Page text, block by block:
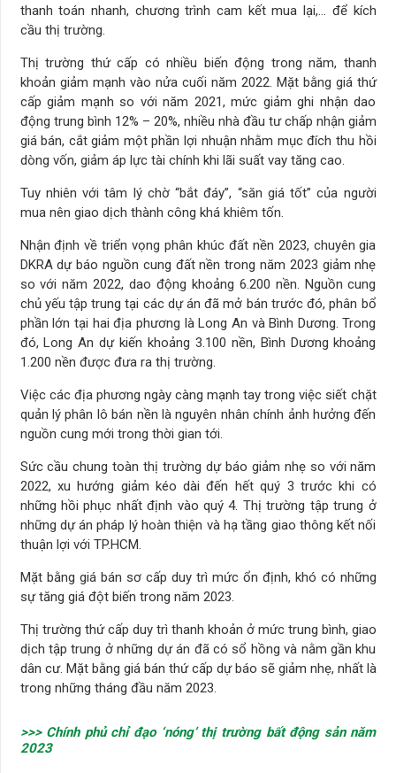
thanh toán nhanh, chương trình cam kết mua lại,… để kích
cầu thị trường.
Thị trường thứ cấp có nhiều biến động trong năm, thanh
khoản giảm mạnh vào nửa cuối năm 2022. Mặt bằng giá thứ
cấp giảm mạnh so với năm 2021, mức giảm ghi nhận dao
động trung bình 12% – 20%, nhiều nhà đầu tư chấp nhận giảm
giá bán, cắt giảm một phần lợi nhuận nhằm mục đích thu hồi
dòng vốn, giảm áp lực tài chính khi lãi suất vay tăng cao.
Tuy nhiên với tâm lý chờ “bắt đáy”, “săn giá tốt” của người
mua nên giao dịch thành công khá khiêm tốn.
Nhận định về triển vọng phân khúc đất nền 2023, chuyên gia
DKRA dự báo nguồn cung đất nền trong năm 2023 giảm nhẹ
so với năm 2022, dao động khoảng 6.200 nền. Nguồn cung
chủ yếu tập trung tại các dự án đã mở bán trước đó, phân bổ
phần lớn tại hai địa phương là Long An và Bình Dương. Trong
đó, Long An dự kiến khoảng 3.100 nền, Bình Dương khoảng
1.200 nền được đưa ra thị trường.
Việc các địa phương ngày càng mạnh tay trong việc siết chặt
quản lý phân lô bán nền là nguyên nhân chính ảnh hưởng đến
nguồn cung mới trong thời gian tới.
Sức cầu chung toàn thị trường dự báo giảm nhẹ so với năm
2022, xu hướng giảm kéo dài đến hết quý 3 trước khi có
những hồi phục nhất định vào quý 4. Thị trường tập trung ở
những dự án pháp lý hoàn thiện và hạ tầng giao thông kết nối
thuận lợi với TP.HCM.
Mặt bằng giá bán sơ cấp duy trì mức ổn định, khó có những
sự tăng giá đột biến trong năm 2023.
Thị trường thứ cấp duy trì thanh khoản ở mức trung bình, giao
dịch tập trung ở những dự án đã có sổ hồng và nằm gần khu
dân cư. Mặt bằng giá bán thứ cấp dự báo sẽ giảm nhẹ, nhất là
trong những tháng đầu năm 2023.
>>> Chính phủ chỉ đạo ‘nóng’ thị trường bất động sản năm
2023